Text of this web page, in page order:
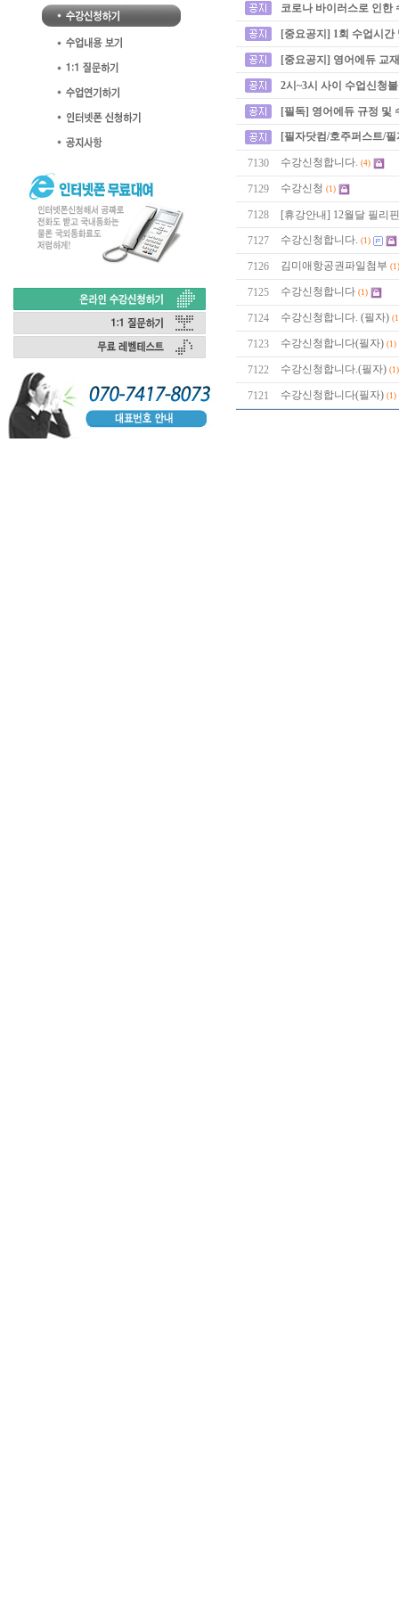
코로나 바이러스로 인한
[중요공지] 1회 수업시
[중요공지] 영어에듀 교
2시~3시 사이 수업신청
[필독] 영어에듀 규정 및
[필자닷컴/호주퍼스트/
7130 수강신청합니다. (4)
7129 수강신청 (1)
7128 [휴강안내] 12월달 필리
7127 수강신청합니다. (1)
7126 김미애항공권파일첨부 (1)
7125 수강신청합니다 (1)
7124 수강신청합니다. (필자)
7123 수강신청합니다(필자) (1)
7122 수강신청합니다.(필자) (1)
7121 수강신청합니다(필자) (1)